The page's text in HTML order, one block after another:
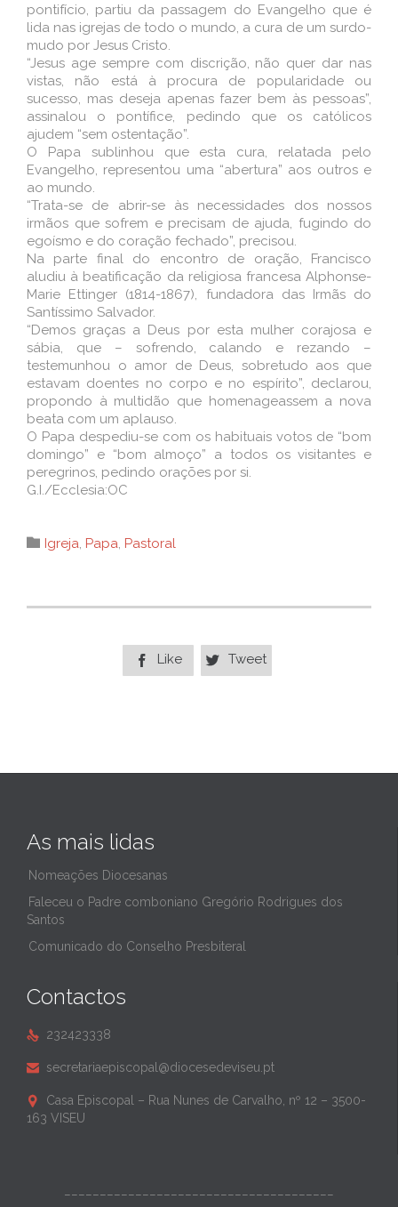
pontifício, partiu da passagem do Evangelho que é
lida nas igrejas de todo o mundo, a cura de um surdo-
mudo por Jesus Cristo.
“Jesus age sempre com discrição, não quer dar nas
vistas, não está à procura de popularidade ou
sucesso, mas deseja apenas fazer bem às pessoas”,
assinalou o pontífice, pedindo que os católicos
ajudem “sem ostentação”.
O Papa sublinhou que esta cura, relatada pelo
Evangelho, representou uma “abertura” aos outros e
ao mundo.
“Trata-se de abrir-se às necessidades dos nossos
irmãos que sofrem e precisam de ajuda, fugindo do
egoísmo e do coração fechado”, precisou.
Na parte final do encontro de oração, Francisco
aludiu à beatificação da religiosa francesa Alphonse-
Marie Ettinger (1814-1867), fundadora das Irmãs do
Santíssimo Salvador.
“Demos graças a Deus por esta mulher corajosa e
sábia, que – sofrendo, calando e rezando –
testemunhou o amor de Deus, sobretudo aos que
estavam doentes no corpo e no espírito”, declarou,
propondo à multidão que homenageassem a nova
beata com um aplauso.
O Papa despediu-se com os habituais votos de “bom
domingo” e “bom almoço” a todos os visitantes e
peregrinos, pedindo orações por si.
G.I./Ecclesia:OC
 Category
Igreja, Papa, Pastoral
 Like  Tweet
As mais lidas
Nomeações Diocesanas
Faleceu o Padre comboniano Gregório Rodrigues dos
Santos
Comunicado do Conselho Presbiteral
Contactos
 232423338
 secretariaepiscopal@diocesedeviseu.pt

Casa Episcopal – Rua Nunes de Carvalho, nº 12 – 3500-
163 VISEU